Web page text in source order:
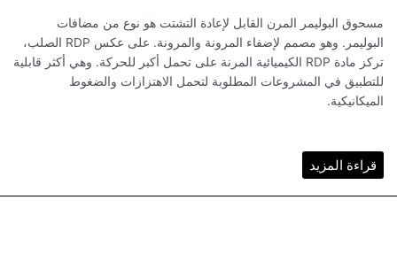
مسحوق البوليمر المرن القابل لإعادة التشتت هو نوع من مضافات
البوليمر. وهو مصمم لإضفاء المرونة والمرونة. على عكس RDP الصلب،
تركز مادة RDP الكيميائية المرنة على تحمل أكبر للحركة. وهي أكثر قابلية
للتطبيق في المشروعات المطلوبة لتحمل الاهتزازات والضغوط
الميكانيكية.
قراءة المزيد